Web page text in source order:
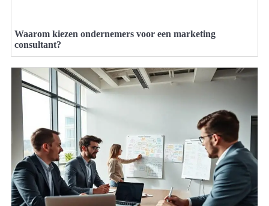
Waarom kiezen ondernemers voor een marketing
consultant?